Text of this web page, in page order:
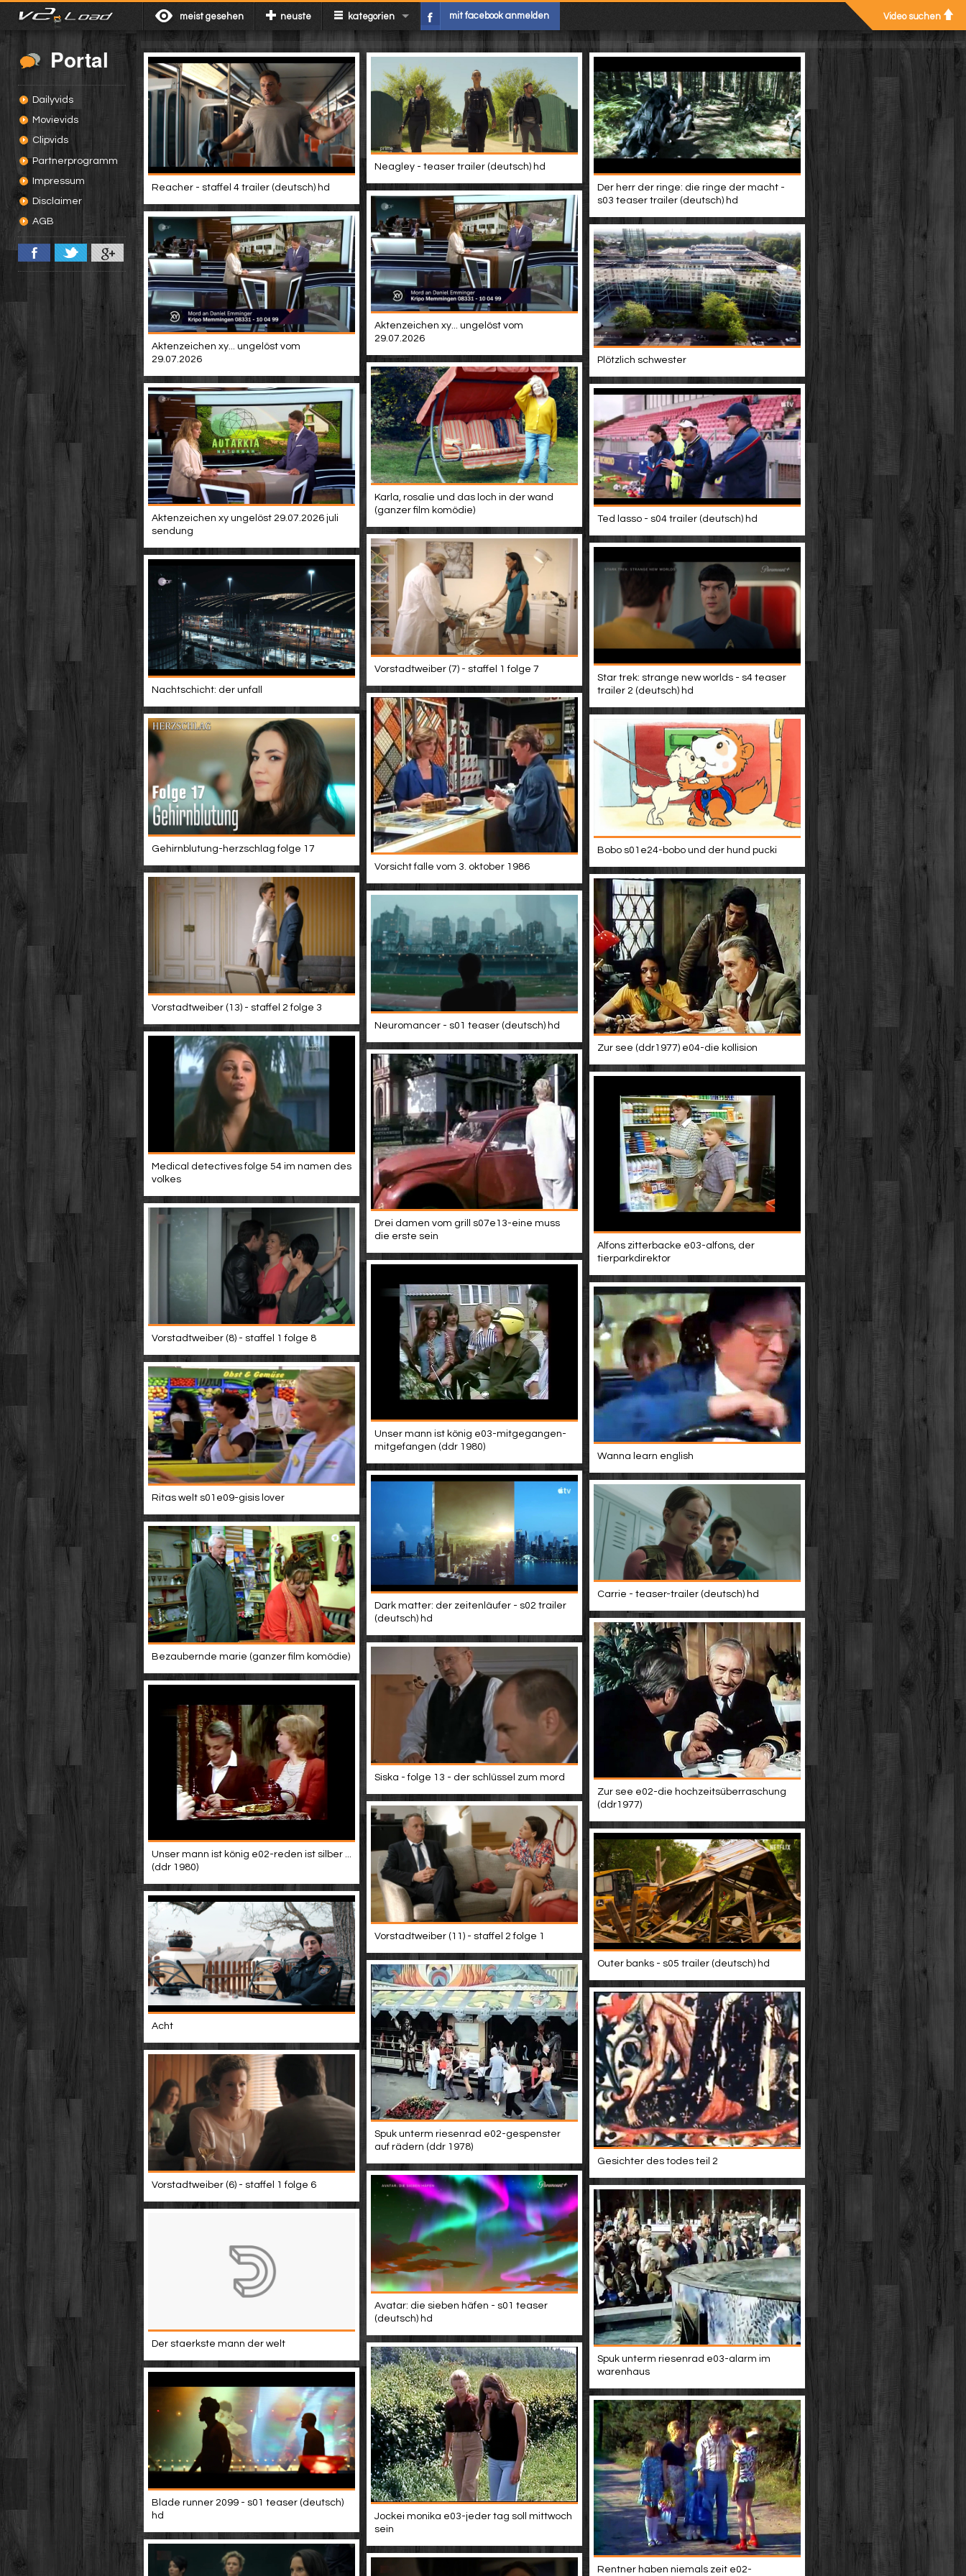
meist gesehen neuste kategorien mit facebook anmelden Video suchen
Portal
Dailyvids
Movievids
Clipvids
Partnerprogramm
Impressum
Disclaimer
AGB
Reacher - staffel 4 trailer (deutsch) hd
Neagley - teaser trailer (deutsch) hd
Der herr der ringe: die ringe der macht -
s03 teaser trailer (deutsch) hd
Aktenzeichen xy... ungelöst vom
29.07.2026
Aktenzeichen xy... ungelöst vom
29.07.2026
Plötzlich schwester
Karla, rosalie und das loch in der wand
(ganzer film komödie)
Aktenzeichen xy ungelöst 29.07.2026 juli
sendung
Ted lasso - s04 trailer (deutsch) hd
Vorstadtweiber (7) - staffel 1 folge 7
Star trek: strange new worlds - s4 teaser
trailer 2 (deutsch) hd
Nachtschicht: der unfall
Vorsicht falle vom 3. oktober 1986
Gehirnblutung-herzschlag folge 17 Bobo s01e24-bobo und der hund pucki
Vorstadtweiber (13) - staffel 2 folge 3
Zur see (ddr1977) e04-die kollision
Neuromancer - s01 teaser (deutsch) hd
Medical detectives folge 54 im namen des
volkes
Drei damen vom grill s07e13-eine muss
die erste sein
Alfons zitterbacke e03-alfons, der
tierparkdirektor
Vorstadtweiber (8) - staffel 1 folge 8
Unser mann ist könig e03-mitgegangen-
mitgefangen (ddr 1980)
Wanna learn english
Ritas welt s01e09-gisis lover
Dark matter: der zeitenläufer - s02 trailer
(deutsch) hd
Carrie - teaser-trailer (deutsch) hd
Bezaubernde marie (ganzer film komödie)
Zur see e02-die hochzeitsüberraschung
(ddr1977)
Siska - folge 13 - der schlüssel zum mord
Unser mann ist könig e02-reden ist silber ...
(ddr 1980)
Vorstadtweiber (11) - staffel 2 folge 1
Outer banks - s05 trailer (deutsch) hd
Acht
Spuk unterm riesenrad e02-gespenster
auf rädern (ddr 1978)
Gesichter des todes teil 2
Vorstadtweiber (6) - staffel 1 folge 6
Avatar: die sieben häfen - s01 teaser
(deutsch) hd
Spuk unterm riesenrad e03-alarm im
warenhaus
Der staerkste mann der welt
Jockei monika e03-jeder tag soll mittwoch
sein
Blade runner 2099 - s01 teaser (deutsch)
hd
Rentner haben niemals zeit e02-